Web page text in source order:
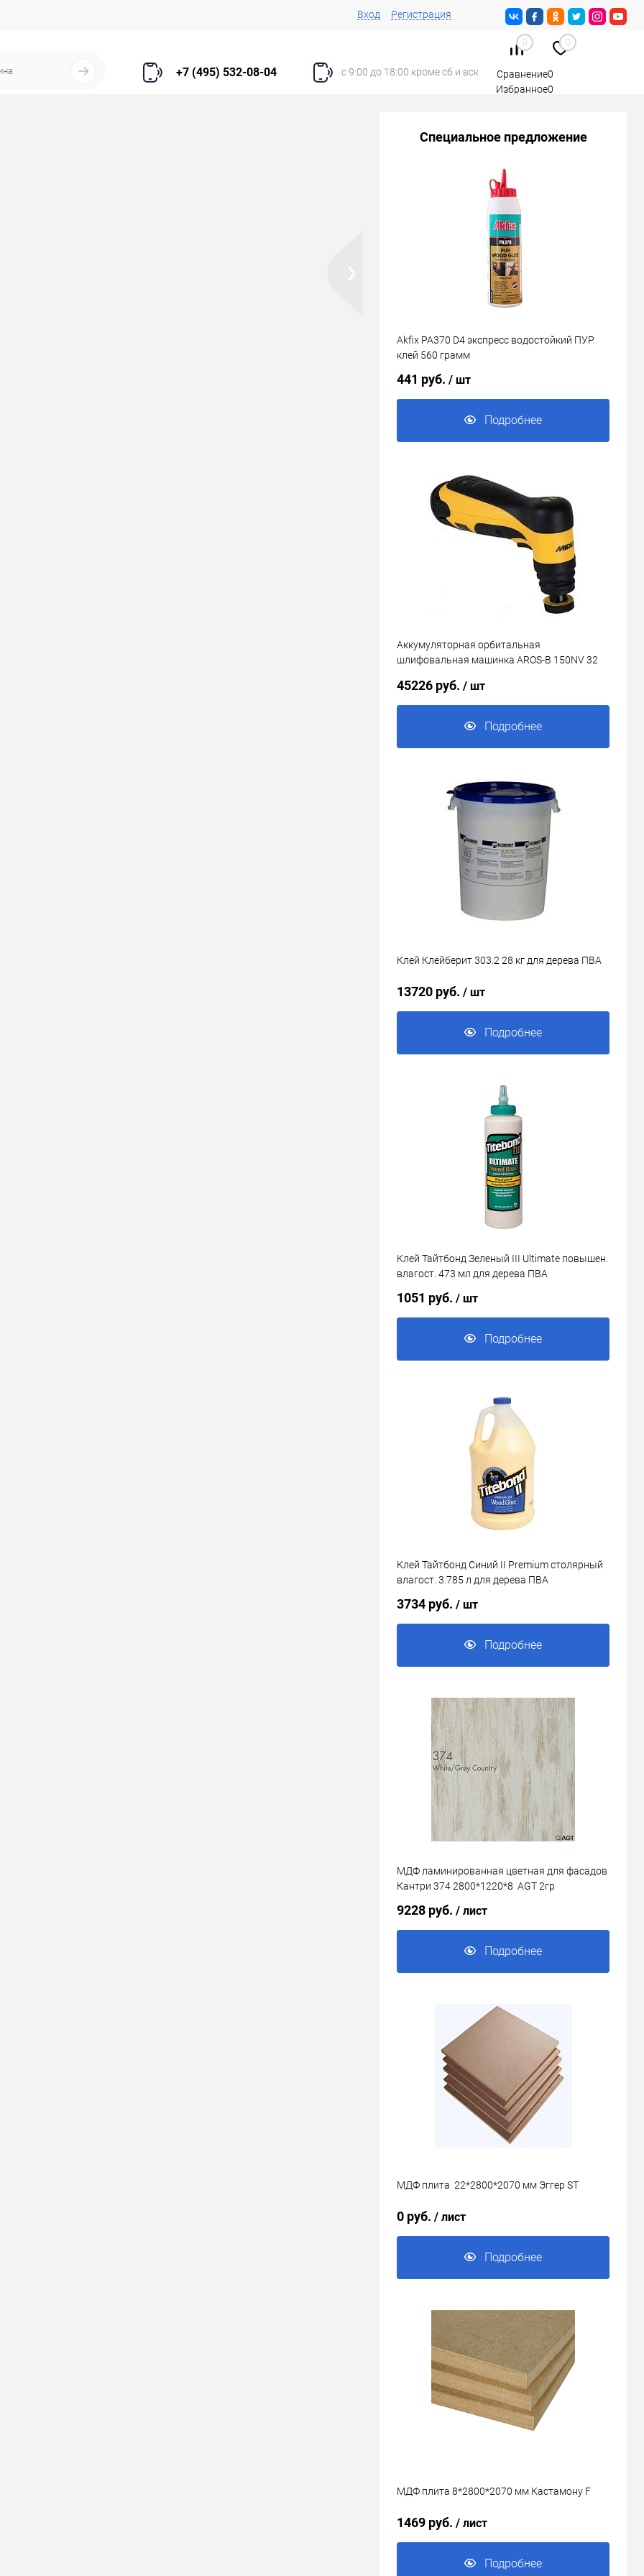
Вход Регистрация
+7 (495) 532-08-04 с 9:00 до 18:00 кроме сб и вск
0 0
Сравнение0
Избранное0
Специальное предложение
Akfix PA370 D4 экспресс водостойкий ПУР
клей 560 грамм
441 руб. / шт
Подробнее
Аккумуляторная орбитальная
шлифовальная машинка AROS-B 150NV 32
45226 руб. / шт
Подробнее
Клей Клейберит 303.2 28 кг для дерева ПВА
13720 руб. / шт
Подробнее
Клей Тайтбонд Зеленый III Ultimate повышен.
влагост. 473 мл для дерева ПВА
1051 руб. / шт
Подробнее
Клей Тайтбонд Синий II Premium столярный
влагост. 3.785 л для дерева ПВА
3734 руб. / шт
Подробнее
МДФ ламинированная цветная для фасадов
Кантри 374 2800*1220*8 AGT 2гр
9228 руб. / лист
Подробнее
МДФ плита 22*2800*2070 мм Эггер ST
0 руб. / лист
Подробнее
МДФ плита 8*2800*2070 мм Кастамону F
1469 руб. / лист
Подробнее